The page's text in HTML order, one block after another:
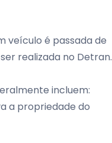
veículo é passada de
realizada no Detran.
incluem:
a propriedade do